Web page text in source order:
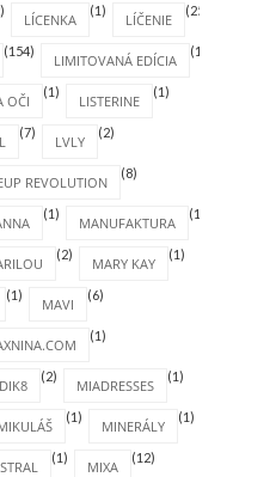
LÍCENKA
(1)
LÍČENIE
(25)
(154)
LIMITOVANÁ EDÍCIA
(1)
OČI
(1)
LISTERINE
(1)
(7)
LVLY
(2)
REVOLUTION
(8)
(1)
MANUFAKTURA
(1)
(2)
MARY KAY
(1)
(1)
MAVI
(6)
(1)
(2)
MIADRESSES
(1)
(1)
MINERÁLY
(1)
(1)
MIXA
(12)